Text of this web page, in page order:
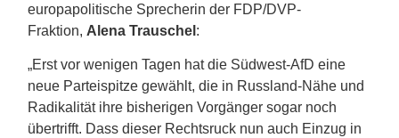
europapolitische Sprecherin der FDP/DVP-
Fraktion, Alena Trauschel :
„Erst vor wenigen Tagen hat die Südwest-AfD eine
neue Parteispitze gewählt, die in Russland-Nähe und
Radikalität ihre bisherigen Vorgänger sogar noch
übertrifft. Dass dieser Rechtsruck nun auch Einzug in